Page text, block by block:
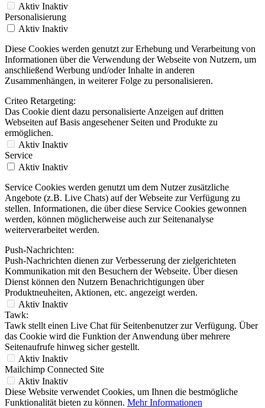
Aktiv Inaktiv
Personalisierung
Aktiv Inaktiv
Diese Cookies werden genutzt zur Erhebung und Verarbeitung von
Informationen über die Verwendung der Webseite von Nutzern, um
anschließend Werbung und/oder Inhalte in anderen
Zusammenhängen, in weiterer Folge zu personalisieren.
Criteo Retargeting:
Das Cookie dient dazu personalisierte Anzeigen auf dritten
Webseiten auf Basis angesehener Seiten und Produkte zu
ermöglichen.
Aktiv Inaktiv
Service
Aktiv Inaktiv
Service Cookies werden genutzt um dem Nutzer zusätzliche
Angebote (z.B. Live Chats) auf der Webseite zur Verfügung zu
stellen. Informationen, die über diese Service Cookies gewonnen
werden, können möglicherweise auch zur Seitenanalyse
weiterverarbeitet werden.
Push-Nachrichten:
Push-Nachrichten dienen zur Verbesserung der zielgerichteten
Kommunikation mit den Besuchern der Webseite. Über diesen
Dienst können den Nutzern Benachrichtigungen über
Produktneuheiten, Aktionen, etc. angezeigt werden.
Aktiv Inaktiv
Tawk:
Tawk stellt einen Live Chat für Seitenbenutzer zur Verfügung. Über
das Cookie wird die Funktion der Anwendung über mehrere
Seitenaufrufe hinweg sicher gestellt.
Aktiv Inaktiv
Mailchimp Connected Site
Aktiv Inaktiv
Diese Website verwendet Cookies, um Ihnen die bestmögliche
Funktionalität bieten zu können. Mehr Informationen